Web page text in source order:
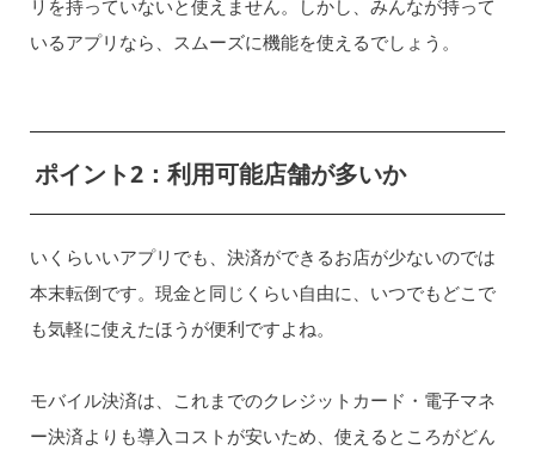
リを持っていないと使えません。しかし、みんなが持って
いるアプリなら、スムーズに機能を使えるでしょう。
ポイント2：利用可能店舗が多いか
いくらいいアプリでも、決済ができるお店が少ないのでは
本末転倒です。現金と同じくらい自由に、いつでもどこで
も気軽に使えたほうが便利ですよね。
モバイル決済は、これまでのクレジットカード・電子マネ
ー決済よりも導入コストが安いため、使えるところがどん